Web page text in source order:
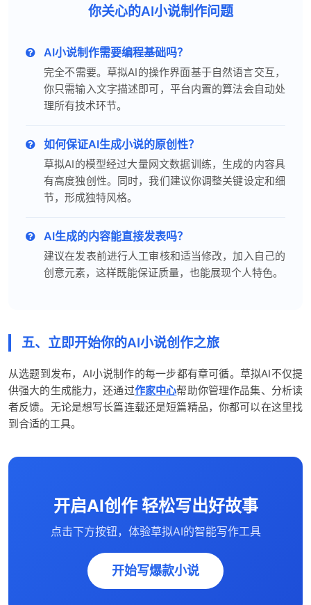
你关心的AI小说制作问题
AI小说制作需要编程基础吗？
完全不需要。草拟AI的操作界面基于自然语言交互，
你只需输入文字描述即可，平台内置的算法会自动处
理所有技术环节。
如何保证AI生成小说的原创性？
草拟AI的模型经过大量网文数据训练，生成的内容具
有高度独创性。同时，我们建议你调整关键设定和细
节，形成独特风格。
AI生成的内容能直接发表吗？
建议在发表前进行人工审核和适当修改，加入自己的
创意元素，这样既能保证质量，也能展现个人特色。
五、立即开始你的AI小说创作之旅
从选题到发布，AI小说制作的每一步都有章可循。草拟AI不仅提
供强大的生成能力，还通过作家中心帮助你管理作品集、分析读
者反馈。无论是想写长篇连载还是短篇精品，你都可以在这里找
到合适的工具。
开启AI创作 轻松写出好故事
点击下方按钮，体验草拟AI的智能写作工具
开始写爆款小说